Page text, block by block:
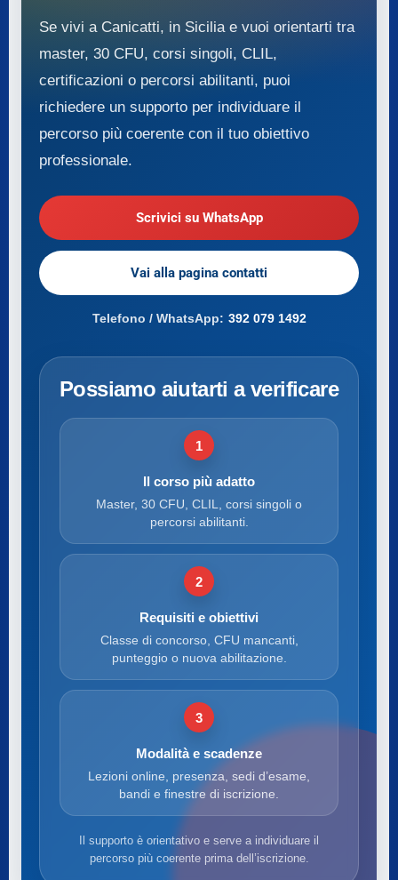
Se vivi a Canicatti, in Sicilia e vuoi orientarti tra
master, 30 CFU, corsi singoli, CLIL,
certificazioni o percorsi abilitanti, puoi
richiedere un supporto per individuare il
percorso più coerente con il tuo obiettivo
professionale.
Scrivici su WhatsApp
Vai alla pagina contatti
Telefono / WhatsApp: 392 079 1492
Possiamo aiutarti a verificare
1
Il corso più adatto
Master, 30 CFU, CLIL, corsi singoli o
percorsi abilitanti.
2
Requisiti e obiettivi
Classe di concorso, CFU mancanti,
punteggio o nuova abilitazione.
3
Modalità e scadenze
Lezioni online, presenza, sedi d’esame,
bandi e finestre di iscrizione.
Il supporto è orientativo e serve a individuare il
percorso più coerente prima dell’iscrizione.